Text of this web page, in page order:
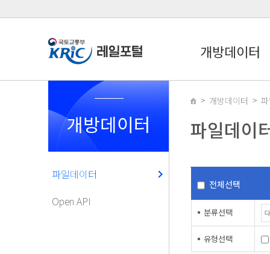
개방데이터
개방데이터
파일데이터
Open API
개방데이터
파일데이
전체선택
분류선택
유형선택